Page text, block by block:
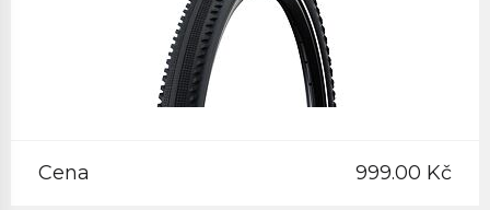
Cena 999.00 Kč